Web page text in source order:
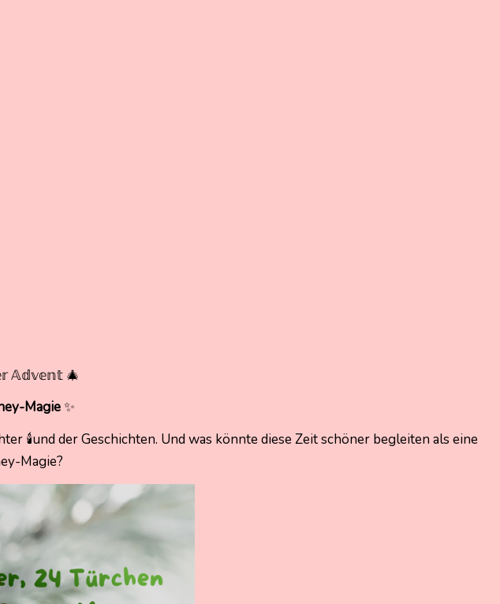
𝔸𝕕𝕧𝕖𝕟𝕥 🎄
Magie✨
🕯️und der Geschichten. Und was könnte diese Zeit schöner begleiten als eine
Magie?